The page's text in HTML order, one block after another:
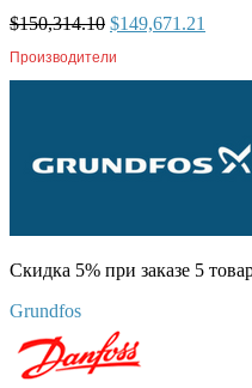
$150,314.10 $149,671.21
Производители
Скидка 5% при заказе 5
Grundfos